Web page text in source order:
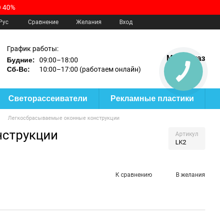
Рус Сравнение Желания Вход
График работы:
Будние:
09:00–18:00
Сб-Вс:
10:00–17:00 (работаем онлайн)
Мой заказ
Светорассеиватели Рекламные пластики
Легкосбрасываемые оконные конструкции
Артикул
LK2
К сравнению В желания
КНОПКА
ЗВ'ЯЗКУ